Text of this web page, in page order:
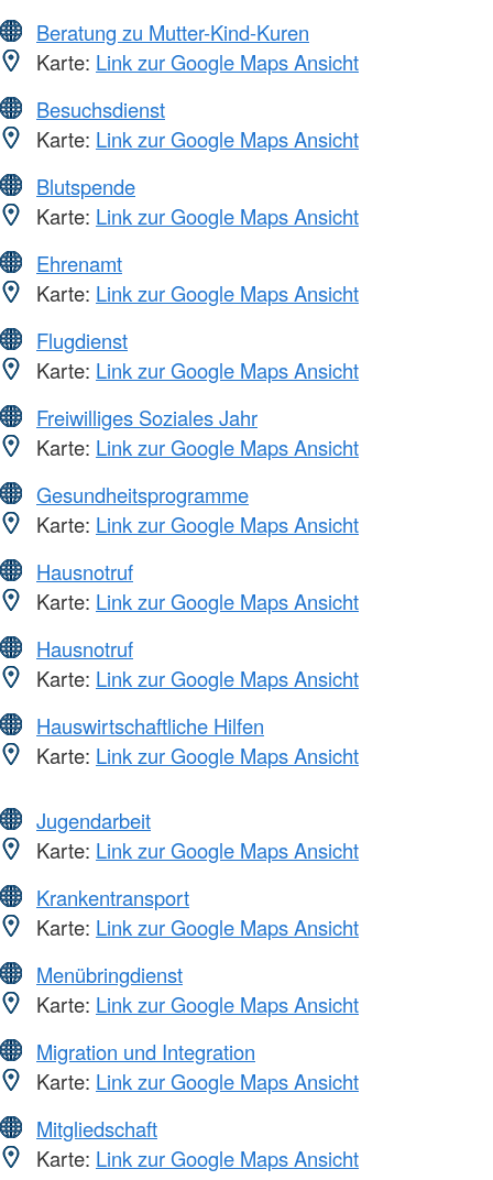
Beratung zu Mutter-Kind-Kuren
Karte: Link zur Google Maps Ansicht
Besuchsdienst
Karte: Link zur Google Maps Ansicht
Blutspende
Karte: Link zur Google Maps Ansicht
Ehrenamt
Karte: Link zur Google Maps Ansicht
Flugdienst
Karte: Link zur Google Maps Ansicht
Freiwilliges Soziales Jahr
Karte: Link zur Google Maps Ansicht
Gesundheitsprogramme
Karte: Link zur Google Maps Ansicht
Hausnotruf
Karte: Link zur Google Maps Ansicht
Hausnotruf
Karte: Link zur Google Maps Ansicht
Hauswirtschaftliche Hilfen
Karte: Link zur Google Maps Ansicht
Jugendarbeit
Karte: Link zur Google Maps Ansicht
Krankentransport
Karte: Link zur Google Maps Ansicht
Menübringdienst
Karte: Link zur Google Maps Ansicht
Migration und Integration
Karte: Link zur Google Maps Ansicht
Mitgliedschaft
Karte: Link zur Google Maps Ansicht